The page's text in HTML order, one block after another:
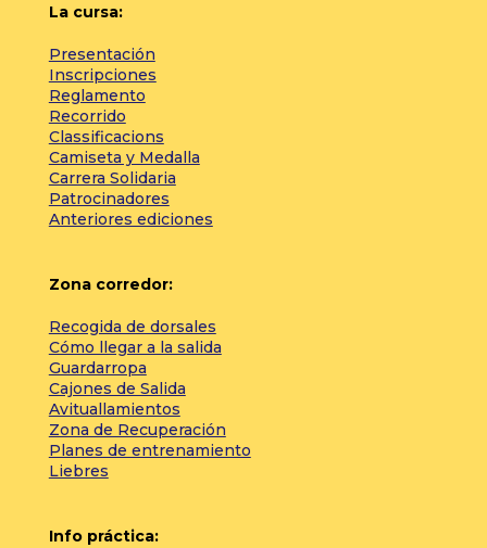
La cursa:
Presentación
Inscripciones
Reglamento
Recorrido
Classificacions
Camiseta y Medalla
Carrera Solidaria
Patrocinadores
Anteriores ediciones
Zona corredor:
Recogida de dorsales
Cómo llegar a la salida
Guardarropa
Cajones de Salida
Avituallamientos
Zona de Recuperación
Planes de entrenamiento
Liebres
Info práctica: